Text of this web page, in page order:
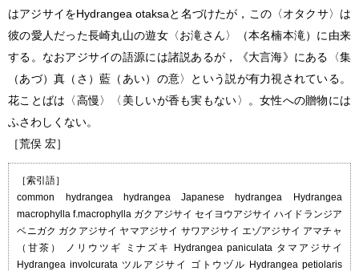
はアジサイをHydrangea otaksaと名づけたが，この〈オタクサ〉は
彼の愛人だった長崎丸山の遊女〈お滝さん〉（本名楠本滝）に由来
する。なおアジサイの語源には諸説あるが，《大言海》にある〈集
（あづ）真（さ）藍（あい）の意〉という説が有力視されている。
花ことばは〈高慢〉〈美しいが香も実もない〉。女性への贈物には
ふさわしくない。
［荒俣 宏］
［索引語］
common hydrangea hydrangea Japanese hydrangea Hydrangea
macrophylla f.macrophylla ガクアジサイ セイヨウアジサイ ハイドランジア
ベニガク ガクアジサイ ヤマアジサイ サワアジサイ エゾアジサイ アマチャ
（甘茶） ノリウツギ ミナズキ Hydrangea paniculata タマアジサイ
Hydrangea involcurata ツルアジサイ ゴトウヅル Hydrangea petiolaris